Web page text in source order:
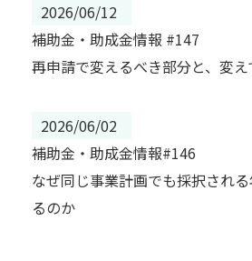
2026/06/12
補助金・助成金情報 #147
再申請で変えるべき部分と、変
2026/06/02
補助金・助成金情報#146
なぜ同じ事業計画でも採択され
るのか